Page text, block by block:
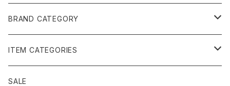
BRAND CATEGORY
黄金の草 ビオジュエリー
ピアス＆イヤリング
ボルジェス木版画
ITEM CATEGORIES
アクセサリー
SALE